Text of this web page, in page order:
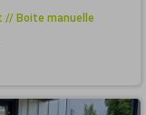
// Boite manuelle